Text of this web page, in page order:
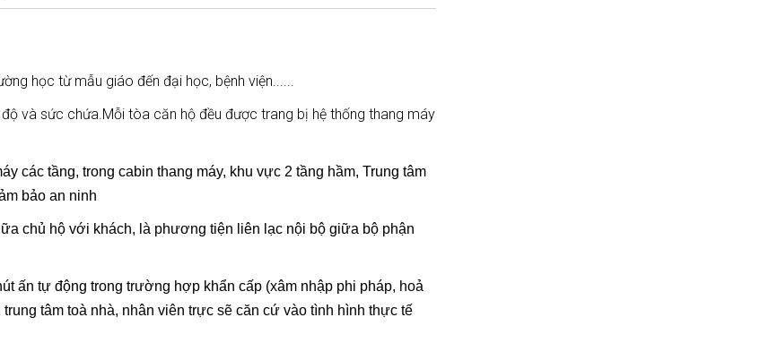
học từ mẫu giáo đến đại học, bệnh viện......
và sức chứa.Mỗi tòa căn hộ đều được trang bị hệ thống thang máy
các tầng, trong cabin thang máy, khu vực 2 tầng hầm, Trung tâm
bảo an ninh
chủ hộ với khách, là phương tiện liên lạc nội bộ giữa bộ phận
ấn tự động trong trường hợp khẩn cấp (xâm nhập phi pháp, hoả
tâm toà nhà, nhân viên trực sẽ căn cứ vào tình hình thực tế